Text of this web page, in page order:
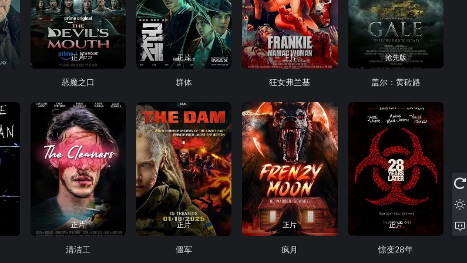
正片
恶魔之口
正片
群体
正片
狂女弗兰基
抢先版
盖尔：黄砖路
正片
清洁工
正片
僵军
正片
疯月
正片
惊变28年